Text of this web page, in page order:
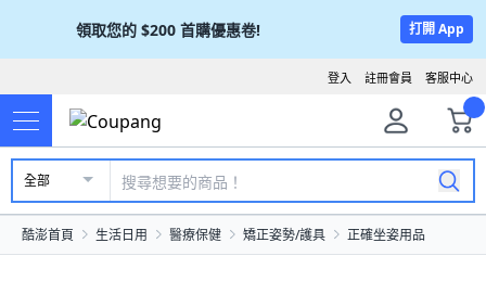
領取您的 $200 首購優惠卷! 打開 App
客服中心
註冊會員
登入
全部
酷澎首頁 生活日用 醫療保健 矯正姿勢/護具 正確坐姿用品